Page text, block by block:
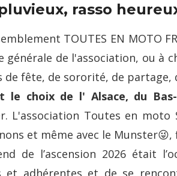
rasso
TOUTES EN MOTO
générale de l'association, ou à
fête, de sororité, de partage,
le choix de l' Alsace, du
L'association Toutes en
et même avec le
de l’ascension 2026 était
et adhérentes et de se